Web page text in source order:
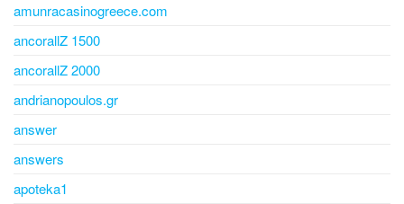
amunracasinogreece.com
ancorallZ 1500
ancorallZ 2000
andrianopoulos.gr
answer
answers
apoteka1